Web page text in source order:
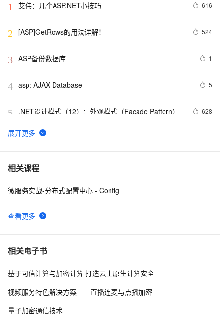
1 艾伟：几个ASP.NET小技巧 616
2 [ASP]GetRows的用法详解！ 524
3 ASP备份数据库 1
4 asp: AJAX Database 5
5 .NET设计模式（12）：外观模式（Façade Pattern） 628
6 SAP .net 新建表插入数据 客户端显示 不完全手记-2
7 Json.net说法——（一）修饰标签，日期序列化
8 一起谈.NET技术，详细述说ADO超时相关问题介绍
9 .NET简谈组件程序设计之(上下文与同步域)
10
相关课程
查看更多
微服务实战-分布式配置中心 - Config
相关电子书
基于可信计算与加密计算 打造云上原生计算安全
视频服务特色解决方案——直播连麦与点播加密
量子加密通信技术